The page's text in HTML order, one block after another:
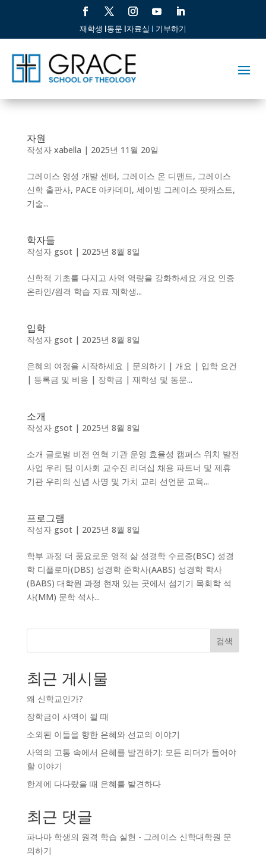
재학생 |동문 |자료실 | 기부하기
자원
작성자 xabella | 2025년 11월 20일
그레이스 영성 개발 센터, 그레이스 온 디맨드, 그레이스
신학 출판사, PACE 아카데미, 세이빙 그레이스 팟캐스트,
기술...
학자들
작성자 gsot| 2025년 8월 8일
신학적 기초를 다지고 사역 역량을 강화하세요 개요 인증
온라인/원격 학습 자료 재학생...
입학
작성자 gsot| 2025년 8월 8일
은혜의 여정을 시작하세요 | 문의하기 | 개요 | 입학 요건
| 등록금 및 비용 | 장학금 | 재학생 및 동문...
소개
작성자 gsot| 2025년 8월 8일
소개 글로벌 비전 연혁 기관 운영 효율성 캠퍼스 위치 발전
사업 우리 팀 이사회 교수진 리더십 채용 파트너 및 제휴
기관 우리의 신념 사명 및 가치 교리 선언문 교육...
프로그램
작성자 gsot| 2025년 8월 8일
학부 과정 더 풍요로운 영적 삶 성경학 수료증(BSC) 성경
학 디플로마(DBS) 성경학 준학사(AABS) 성경학 학사
(BABS) 대학원 과정 현재 있는 곳에서 섬기기 목회학 석
사(MM) 문학 석사...
검색
최근 게시물
왜 신학교인가?
장학금이 사역이 될 때
소외된 이들을 향한 은혜와 선교의 이야기
사역의 고통 속에서 은혜를 발견하기: 모든 리더가 들어야
할 이야기
한계에 다다랐을 때 은혜를 발견하다
최근 댓글
파나마 학생의 원격 학습 실현 - 그레이스 신학대학원 문
의하기